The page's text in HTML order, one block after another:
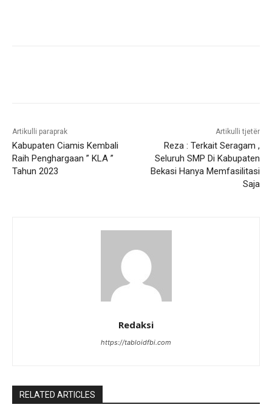
Artikulli paraprak
Kabupaten Ciamis Kembali
Raih Penghargaan ” KLA ”
Tahun 2023
Artikulli tjetër
Reza : Terkait Seragam ,
Seluruh SMP Di Kabupaten
Bekasi Hanya Memfasilitasi
Saja
Redaksi
https://tabloidfbi.com
RELATED ARTICLES